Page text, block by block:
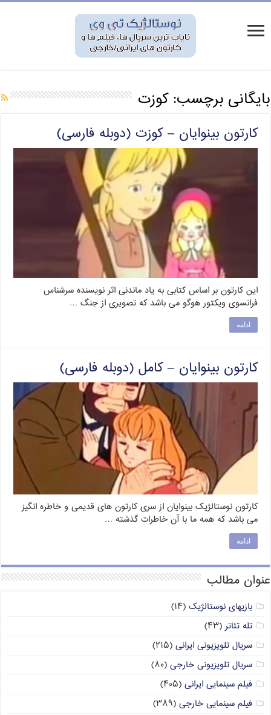
بایگانی برچسب:کوزت
کارتون بینوایان – کوزت (دوبله فارسی)
این کارتون بر اساس کتابی به یاد ماندنی اثر نویسنده سرشناس
فرانسوی ویکتور هوگو می باشد که تصویری از جنگ …
ادامه
کارتون بینوایان – کامل (دوبله فارسی)
کارتون نوستالژیک بینوایان از سری کارتون های قدیمی و خاطره انگیز
می باشد که همه ما با آن خاطرات گذشته …
ادامه
عنوان مطالب
بازیهای نوستالژیک (۱۴)
تله تئاتر(۴۳)
سریال تلویزیونی ایرانی (۲۱۵)
سریال تلویزیونی خارجی (۸۰)
فیلم سینمایی ایرانی (۴۰۵)
فیلم سینمایی خارجی (۳۸۹)